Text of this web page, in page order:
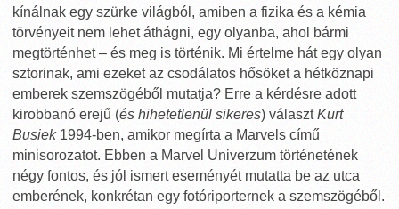
kínálnak egy szürke világból, amiben a fizika és a kémia
törvényeit nem lehet áthágni, egy olyanba, ahol bármi
megtörténhet – és meg is történik. Mi értelme hát egy olyan
sztorinak, ami ezeket az csodálatos hősöket a hétköznapi
emberek szemszögéből mutatja? Erre a kérdésre adott
kirobbanó erejű (és hihetetlenül sikeres) választKurt
Busiek1994-ben, amikor megírta a Marvels című
minisorozatot. Ebben a Marvel Univerzum történetének
négy fontos, és jól ismert eseményét mutatta be az utca
emberének, konkrétan egy fotóriporternek a szemszögéből.